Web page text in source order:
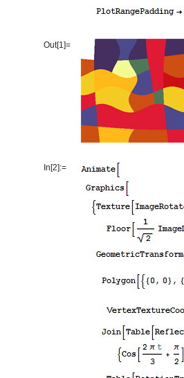
Out[1]=
In[2]:=